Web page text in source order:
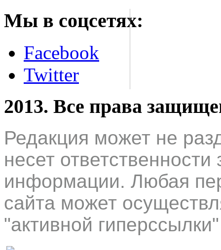
Мы в соцсетях:
Facebook
Twitter
2013. Все права
Редакция может не
несет
информации. Любая
сайта может
"активной